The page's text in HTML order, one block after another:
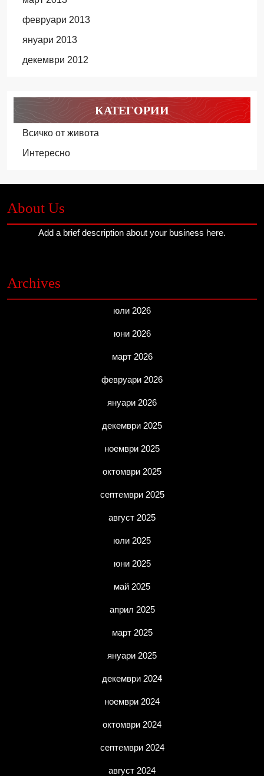
февруари 2013
януари 2013
декември 2012
КАТЕГОРИИ
Всичко от живота
Интересно
About Us
Add a brief description about your business here.
Archives
юли 2026
юни 2026
март 2026
февруари 2026
януари 2026
декември 2025
ноември 2025
октомври 2025
септември 2025
август 2025
юли 2025
юни 2025
май 2025
април 2025
март 2025
януари 2025
декември 2024
ноември 2024
октомври 2024
септември 2024
август 2024